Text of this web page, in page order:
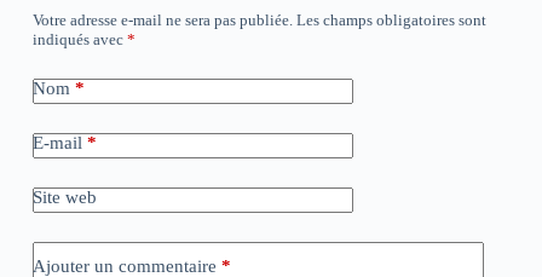
Votre adresse e-mail ne sera pas publiée. Les champs obligatoires sont
indiqués avec *
Nom *
E-mail *
Site web
Ajouter un commentaire *